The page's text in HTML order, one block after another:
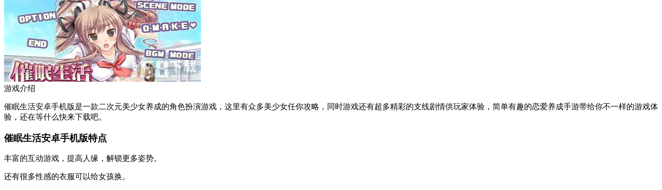
游戏介绍
催眠生活安卓手机版是一款二次元美少女养成的角色扮演游戏，这里有众多美少女任你攻略，同时游戏还有超多精彩的支线剧情供玩家体验，简单有趣的恋爱养成手游带给你不一样的游戏体
验，还在等什么快来下载吧。
催眠生活安卓手机版特点
丰富的互动游戏，提高人缘，解锁更多姿势。
还有很多性感的衣服可以给女孩换。